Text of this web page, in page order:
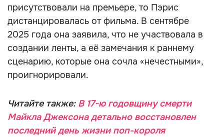
присутствовали на премьере, то Пэрис
дистанцировалась от фильма. В сентябре
2025 года она заявила, что не участвовала в
создании ленты, а её замечания к раннему
сценарию, которые она сочла «нечестными»,
проигнорировали.
Читайте также: В 17-ю годовщину смерти
Майкла Джексона детально восстановлен
последний день жизни поп-короля